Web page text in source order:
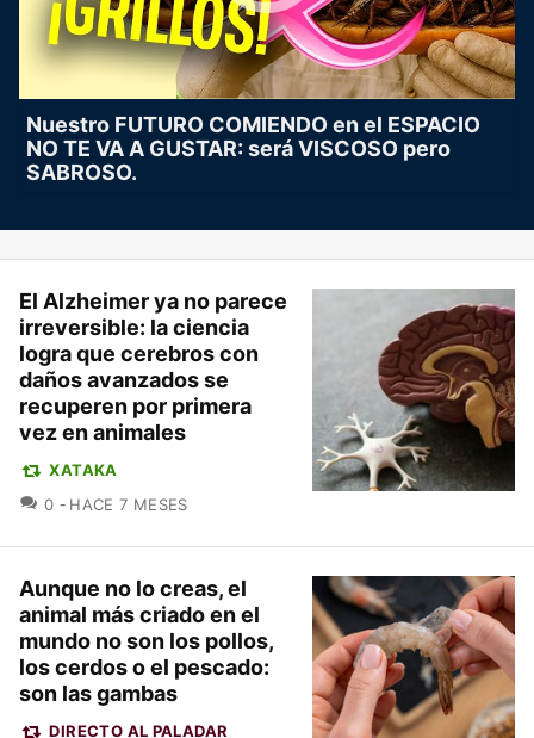
Nuestro FUTURO COMIENDO en el ESPACIO
NO TE VA A GUSTAR: será VISCOSO pero
SABROSO.
El Alzheimer ya no parece
irreversible: la ciencia
logra que cerebros con
daños avanzados se
recuperen por primera
vez en animales
XATAKA
0 COMENTARIOS
HACE 7 MESES
Aunque no lo creas, el
animal más criado en el
mundo no son los pollos,
los cerdos o el pescado:
son las gambas
DIRECTO AL PALADAR